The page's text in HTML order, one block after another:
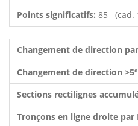
Points significatifs: 85 (cad.
Changement de direction
Changement de direction
Sections rectilignes
Tronçons en ligne droite par